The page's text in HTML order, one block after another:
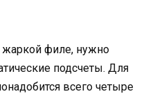
филе, нужно
подсчеты. Для
всего четыре